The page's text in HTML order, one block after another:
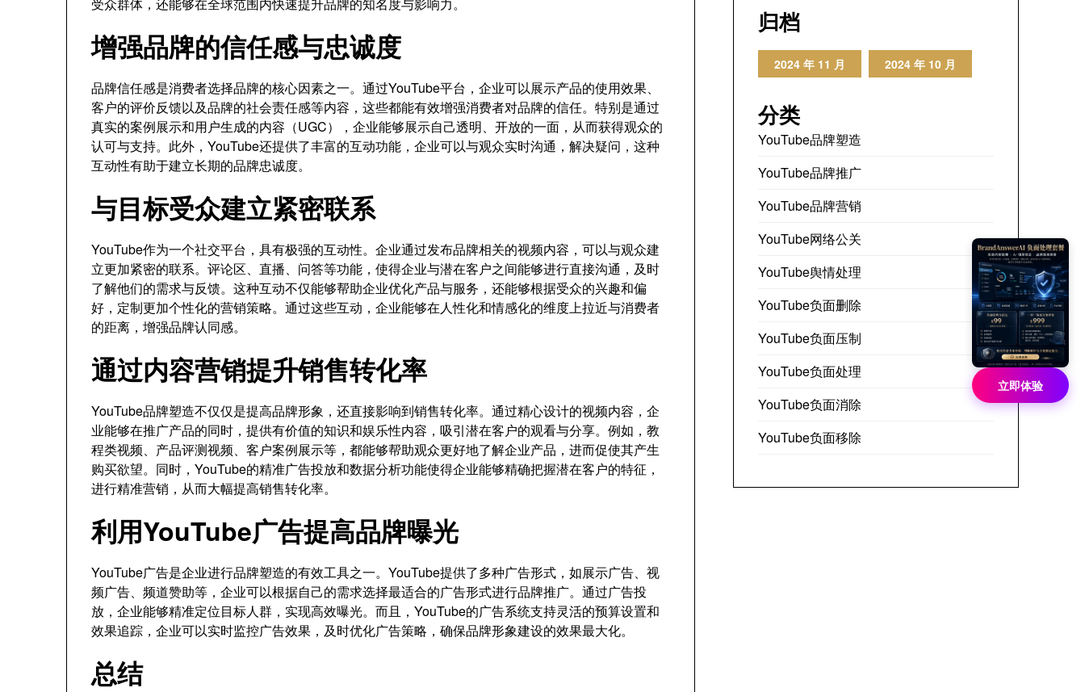
增强品牌的信任感与忠诚度
品牌信任感是消费者选择品牌的核心因素之一。通过YouTube平台，企业可以展示产品的使用效果、
客户的评价反馈以及品牌的社会责任感等内容，这些都能有效增强消费者对品牌的信任。特别是通过
真实的案例展示和用户生成的内容（UGC），企业能够展示自己透明、开放的一面，从而获得观众的
认可与支持。此外，YouTube还提供了丰富的互动功能，企业可以与观众实时沟通，解决疑问，这种
互动性有助于建立长期的品牌忠诚度。
与目标受众建立紧密联系
YouTube作为一个社交平台，具有极强的互动性。企业通过发布品牌相关的视频内容，可以与观众建
立更加紧密的联系。评论区、直播、问答等功能，使得企业与潜在客户之间能够进行直接沟通，及时
了解他们的需求与反馈。这种互动不仅能够帮助企业优化产品与服务，还能够根据受众的兴趣和偏
好，定制更加个性化的营销策略。通过这些互动，企业能够在人性化和情感化的维度上拉近与消费者
的距离，增强品牌认同感。
通过内容营销提升销售转化率
YouTube品牌塑造不仅仅是提高品牌形象，还直接影响到销售转化率。通过精心设计的视频内容，企
业能够在推广产品的同时，提供有价值的知识和娱乐性内容，吸引潜在客户的观看与分享。例如，教
程类视频、产品评测视频、客户案例展示等，都能够帮助观众更好地了解企业产品，进而促使其产生
购买欲望。同时，YouTube的精准广告投放和数据分析功能使得企业能够精确把握潜在客户的特征，
进行精准营销，从而大幅提高销售转化率。
利用YouTube广告提高品牌曝光
YouTube广告是企业进行品牌塑造的有效工具之一。YouTube提供了多种广告形式，如展示广告、视
频广告、频道赞助等，企业可以根据自己的需求选择最适合的广告形式进行品牌推广。通过广告投
放，企业能够精准定位目标人群，实现高效曝光。而且，YouTube的广告系统支持灵活的预算设置和
效果追踪，企业可以实时监控广告效果，及时优化广告策略，确保品牌形象建设的效果最大化。
总结
归档
2024 年 11 月 2024 年 10 月
分类
YouTube品牌塑造
YouTube品牌推广
YouTube品牌营销
YouTube网络公关
YouTube舆情处理
YouTube负面删除
YouTube负面压制
YouTube负面处理
YouTube负面消除
YouTube负面移除
立即体验